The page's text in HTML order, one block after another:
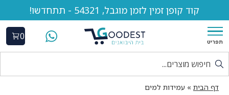
קוד קופן זמין לזמן מוגבל, 54321 - תתחדשו!
תפריט
0
דף הבית » עמידות למים